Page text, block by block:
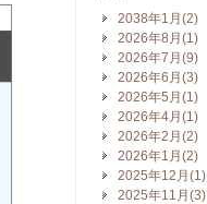
2038年1月(2)
2026年8月(1)
2026年7月(9)
2026年6月(3)
2026年5月(1)
2026年4月(1)
2026年2月(2)
2026年1月(2)
2025年12月(1)
2025年11月(3)